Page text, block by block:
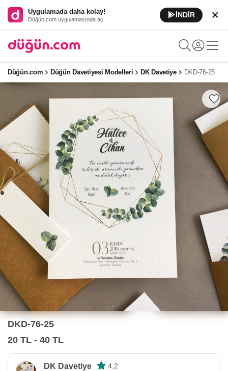
Uygulamada daha kolay!
Düğün.com uygulamasında aç
İNDİR
Düğün.com Düğün Davetiyesi Modelleri DK Davetiye DKD-76-25
DKD-76-25
20 TL - 40 TL
DK Davetiye 4,2